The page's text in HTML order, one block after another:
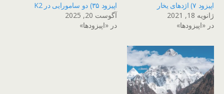
اپیزود ۷) اژدهای یخار
ژانویه 18, 2021
در «اپیزودها»
اپیزود ۳۵) دو سامورایی در K2
آگوست 20, 2025
در «اپیزودها»